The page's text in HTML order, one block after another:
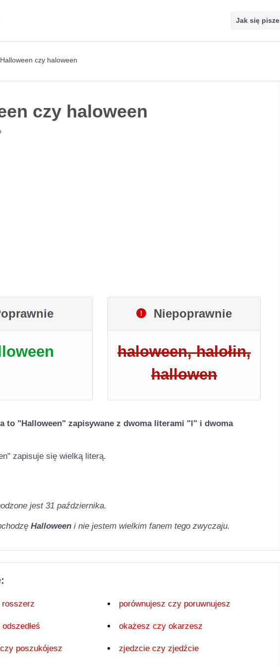
Jak się pisze
Halloween czy haloween
czy haloween
Niepoprawnie
haloween, halołin,
hallowen
to "Halloween" zapisywane z dwoma literami "l" i dwoma
zapisuje się wielką literą.
jest 31 października.
Halloween i nie jestem wielkim fanem tego zwyczaju.
porównujesz czy poruwnujesz
okażesz czy okarzesz
poszukójesz zjedzcie czy zjedźcie